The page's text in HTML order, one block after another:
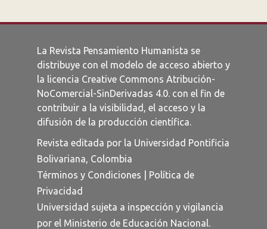
La Revista Pensamiento Humanista se
distribuye con el modelo de acceso abierto y
la licencia Creative Commons Atribución-
NoComercial-SinDerivadas 4.0 . con el fin de
contribuir a la visibilidad, el acceso y la
difusión de la producción científica.
Revista editada por la Universidad Pontificia
Bolivariana, Colombia
Términos y Condiciones
Política de
Privacidad
Universidad sujeta a inspección y vigilancia
por el Ministerio de Educación Nacional.